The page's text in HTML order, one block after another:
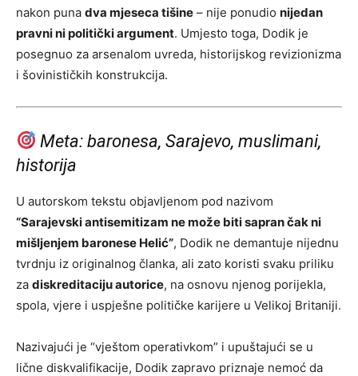
nakon puna dva mjeseca tišine – nije ponudio nijedan
pravni ni politički argument. Umjesto toga, Dodik je
posegnuo za arsenalom uvreda, historijskog revizionizma
i šovinističkih konstrukcija.
Meta: baronesa, Sarajevo, muslimani,
historija
U autorskom tekstu objavljenom pod nazivom
“Sarajevski antisemitizam ne može biti sapran čak ni
mišljenjem baronese Helić”, Dodik ne demantuje nijednu
tvrdnju iz originalnog članka, ali zato koristi svaku priliku
za diskreditaciju autorice, na osnovu njenog porijekla,
spola, vjere i uspješne političke karijere u Velikoj Britaniji.
Nazivajući je “vještom operativkom” i upuštajući se u
lične diskvalifikacije, Dodik zapravo priznaje nemoć da